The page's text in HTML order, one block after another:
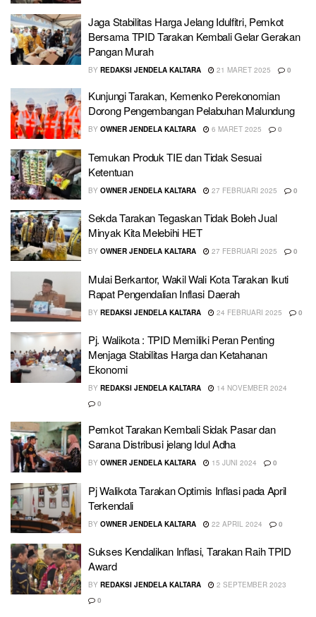
Jaga Stabilitas Harga Jelang Idulfitri, Pemkot
Bersama TPID Tarakan Kembali Gelar Gerakan
Pangan Murah
BY REDAKSI JENDELA KALTARA 21 MARET 2025 0
Kunjungi Tarakan, Kemenko Perekonomian
Dorong Pengembangan Pelabuhan Malundung
BY OWNER JENDELA KALTARA 6 MARET 2025 0
Temukan Produk TIE dan Tidak Sesuai
Ketentuan
BY OWNER JENDELA KALTARA 27 FEBRUARI 2025 0
Sekda Tarakan Tegaskan Tidak Boleh Jual
Minyak Kita Melebihi HET
BY OWNER JENDELA KALTARA 27 FEBRUARI 2025 0
Mulai Berkantor, Wakil Wali Kota Tarakan Ikuti
Rapat Pengendalian Inflasi Daerah
BY REDAKSI JENDELA KALTARA 24 FEBRUARI 2025 0
Pj. Walikota : TPID Memiliki Peran Penting
Menjaga Stabilitas Harga dan Ketahanan
Ekonomi
BY REDAKSI JENDELA KALTARA
14 NOVEMBER 2024
0
Pemkot Tarakan Kembali Sidak Pasar dan
Sarana Distribusi jelang Idul Adha
BY OWNER JENDELA KALTARA 15 JUNI 2024 0
Pj Walikota Tarakan Optimis Inflasi pada April
Terkendali
BY OWNER JENDELA KALTARA 22 APRIL 2024 0
Sukses Kendalikan Inflasi, Tarakan Raih TPID
Award
BY REDAKSI JENDELA KALTARA
2 SEPTEMBER 2023
0